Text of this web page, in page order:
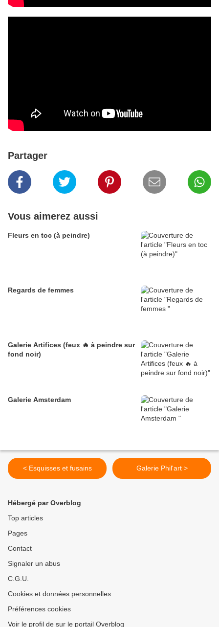
Partager
Vous aimerez aussi
Fleurs en toc (à peindre)
Regards de femmes
Galerie Artifices (feux 🔥 à peindre sur
fond noir)
Galerie Amsterdam
< Esquisses et fusains Galerie Phil'art >
Hébergé par Overblog
Top articles
Pages
Contact
Signaler un abus
C.G.U.
Cookies et données personnelles
Préférences cookies
Voir le profil de sur le portail Overblog